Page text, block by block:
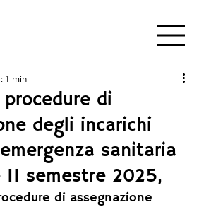
di
degli incarichi
sanitaria
semestre 2025,
1 min
di assegnazione